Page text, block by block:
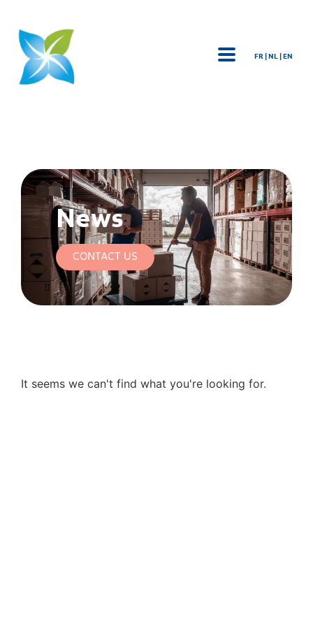
FR | NL | EN
News
CONTACT US
It seems we can't find what you're looking for.